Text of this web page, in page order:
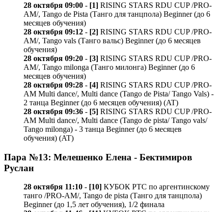
28 октября 09:00 - [1] RISING STARS RDU CUP /PRO-
AM/, Tango de Pista (Танго для танцпола) Beginner (до 6
месяцев обучения)
28 октября 09:12 - [2] RISING STARS RDU CUP /PRO-
AM/, Tango vals (Танго вальс) Beginner (до 6 месяцев
обучения)
28 октября 09:20 - [3] RISING STARS RDU CUP /PRO-
AM/, Tango milonga (Танго милонга) Beginner (до 6
месяцев обучения)
28 октября 09:28 - [4] RISING STARS RDU CUP /PRO-
AM Multi dance/, Multi dance (Tango de Pista/ Tango Vals) -
2 танца Beginner (до 6 месяцев обучения) (AT)
28 октября 09:36 - [5] RISING STARS RDU CUP /PRO-
AM Multi dance/, Multi dance (Tango de pista/ Tango vals/
Tango milonga) - 3 танца Beginner (до 6 месяцев
обучения) (AT)
Пара №13: Мелешенко Елена - Бектимиров
Руслан
28 октября 11:10 - [10] КУБОК РТС по аргентинскому
танго /PRO-AM/, Tango de pista (Танго для танцпола)
Beginner (до 1,5 лет обучения), 1/2 финала